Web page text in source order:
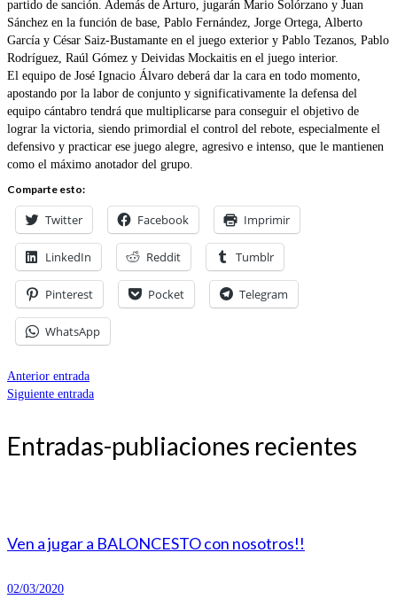
partido de sanción. Además de Arturo, jugarán Mario Solórzano y Juan
Sánchez en la función de base, Pablo Fernández, Jorge Ortega, Alberto
García y César Saiz-Bustamante en el juego exterior y Pablo Tezanos, Pablo
Rodríguez, Raúl Gómez y Deividas Mockaitis en el juego interior.
El equipo de José Ignacio Álvaro deberá dar la cara en todo momento,
apostando por la labor de conjunto y significativamente la defensa del
equipo cántabro tendrá que multiplicarse para conseguir el objetivo de
lograr la victoria, siendo primordial el control del rebote, especialmente el
defensivo y practicar ese juego alegre, agresivo e intenso, que le mantienen
como el máximo anotador del grupo.
Comparte esto:
Twitter Facebook Imprimir
LinkedIn Reddit Tumblr
Pinterest Pocket Telegram
WhatsApp
Anterior entrada
Siguiente entrada
Entradas-publiaciones recientes
Ven a jugar a BALONCESTO con nosotros!!
02/03/2020